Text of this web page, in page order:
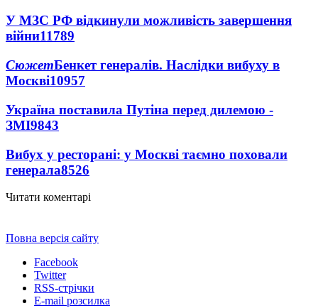
У МЗС РФ відкинули можливість завершення
війни11789
СюжетБенкет генералів. Наслідки вибуху в
Москві10957
Україна поставила Путіна перед дилемою -
ЗМІ9843
Вибух у ресторані: у Москві таємно поховали
генерала8526
Читати коментарі
Повна версія сайту
Facebook
Twitter
RSS-стрічки
E-mail розсилка